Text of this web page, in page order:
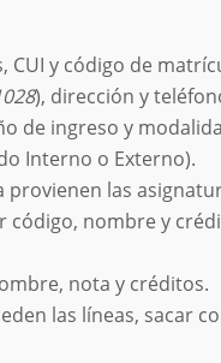
y código de
), dirección y
de ingreso y
Interno o Externo).
provienen las
código, nombre y
nota y créditos.
las líneas, sacar